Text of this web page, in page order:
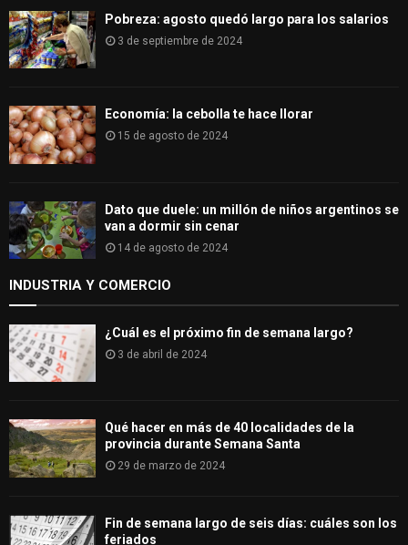
Pobreza: agosto quedó largo para los salarios
3 de septiembre de 2024
Economía: la cebolla te hace llorar
15 de agosto de 2024
Dato que duele: un millón de niños argentinos se
van a dormir sin cenar
14 de agosto de 2024
INDUSTRIA Y COMERCIO
¿Cuál es el próximo fin de semana largo?
3 de abril de 2024
Qué hacer en más de 40 localidades de la
provincia durante Semana Santa
29 de marzo de 2024
Fin de semana largo de seis días: cuáles son los
feriados